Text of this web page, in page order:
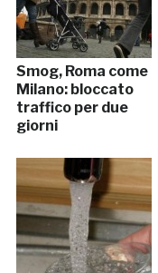
Smog, Roma come
Milano: bloccato
traffico per due
giorni